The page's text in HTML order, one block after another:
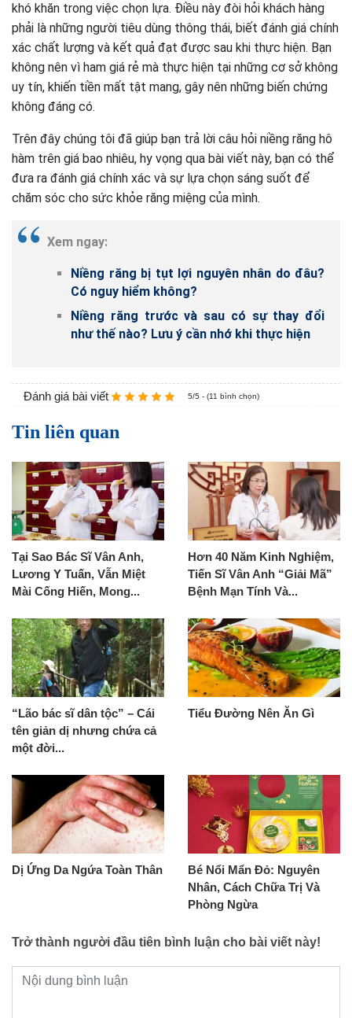
khó khăn trong việc chọn lựa. Điều này đòi hỏi khách hàng
phải là những người tiêu dùng thông thái, biết đánh giá chính
xác chất lượng và kết quả đạt được sau khi thực hiện. Bạn
không nên vì ham giá rẻ mà thực hiện tại những cơ sở không
uy tín, khiến tiền mất tật mang, gây nên những biến chứng
không đáng có.
Trên đây chúng tôi đã giúp bạn trả lời câu hỏi niềng răng hô
hàm trên giá bao nhiêu, hy vọng qua bài viết này, bạn có thể
đưa ra đánh giá chính xác và sự lựa chọn sáng suốt để
chăm sóc cho sức khỏe răng miệng của mình.
Xem ngay:
Niềng răng bị tụt lợi nguyên nhân do đâu?
Có nguy hiểm không?
Niềng răng trước và sau có sự thay đổi
như thế nào? Lưu ý cần nhớ khi thực hiện
Đánh giá bài viết 5/5 - (11 bình chọn)
Tin liên quan
Tại Sao Bác Sĩ Vân Anh,
Lương Y Tuấn, Vẫn Miệt
Mài Cống Hiến, Mong...
Hơn 40 Năm Kinh Nghiệm,
Tiến Sĩ Vân Anh “Giải Mã”
Bệnh Mạn Tính Và...
“Lão bác sĩ dân tộc” – Cái
tên giản dị nhưng chứa cả
một đời...
Tiểu Đường Nên Ăn Gì
Dị Ứng Da Ngứa Toàn Thân
Bé Nổi Mẩn Đỏ: Nguyên
Nhân, Cách Chữa Trị Và
Phòng Ngừa
Trở thành người đầu tiên bình luận cho bài viết này!